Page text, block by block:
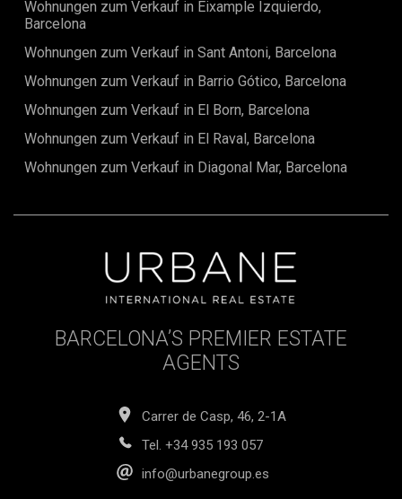
Wohnungen zum Verkauf in Eixample Izquierdo,
Barcelona
Wohnungen zum Verkauf in Sant Antoni, Barcelona
Wohnungen zum Verkauf in Barrio Gótico, Barcelona
Wohnungen zum Verkauf in El Born, Barcelona
Wohnungen zum Verkauf in El Raval, Barcelona
Wohnungen zum Verkauf in Diagonal Mar, Barcelona
BARCELONA’S PREMIER ESTATE
AGENTS
Carrer de Casp, 46, 2-1A
Tel. +34 935 193 057
info@urbanegroup.es